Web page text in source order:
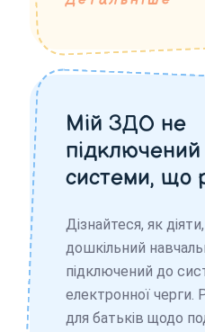
Мій ЗДО не
системи, що
Дізнайтеся, як
дошкільний
підключений до
електронної черги.
для батьків щодо